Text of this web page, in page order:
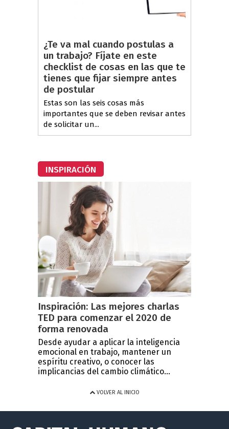
¿Te va mal cuando postulas a
un trabajo? Fíjate en este
checklist de cosas en las que te
tienes que fijar siempre antes
de postular
Estas son las seis cosas más
importantes que se deben revisar antes
de solicitar un...
INSPIRACIÓN
Inspiración: Las mejores charlas
TED para comenzar el 2020 de
forma renovada
Desde ayudar a aplicar la inteligencia
emocional en trabajo, mantener un
espíritu creativo, o conocer las
implicancias del cambio climático...
VOLVER AL INICIO